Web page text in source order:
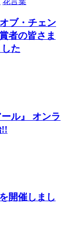
ブ・チェン
者の皆さま
た
ル』 オンラ
開催しまし